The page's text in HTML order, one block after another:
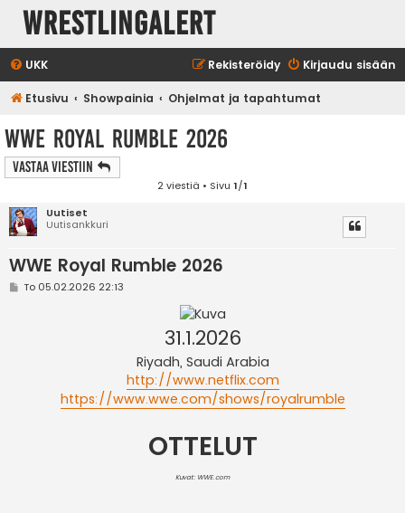
WrestlingAlert
UKK Kirjaudu sisään
Rekisteröidy
Etusivu Showpainia Ohjelmat ja tapahtumat
WWE Royal Rumble 2026
Vastaa Viestiin
2 viestiä • Sivu 1/1
Uutiset
Uutisankkuri
WWE Royal Rumble 2026
VTo 05.02.2026 22:13
31.1.2026
Riyadh, Saudi Arabia
http://www.netflix.com
https://www.wwe.com/shows/royalrumble
OTTELUT
Kuvat: WWE.com